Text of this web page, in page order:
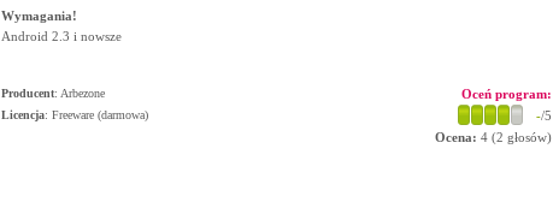
Wymagania!
Android 2.3 i nowsze
Producent: Arbezone
Licencja: Freeware (darmowa)
Oceń program:
-/5
Ocena: 4(2 głosów)